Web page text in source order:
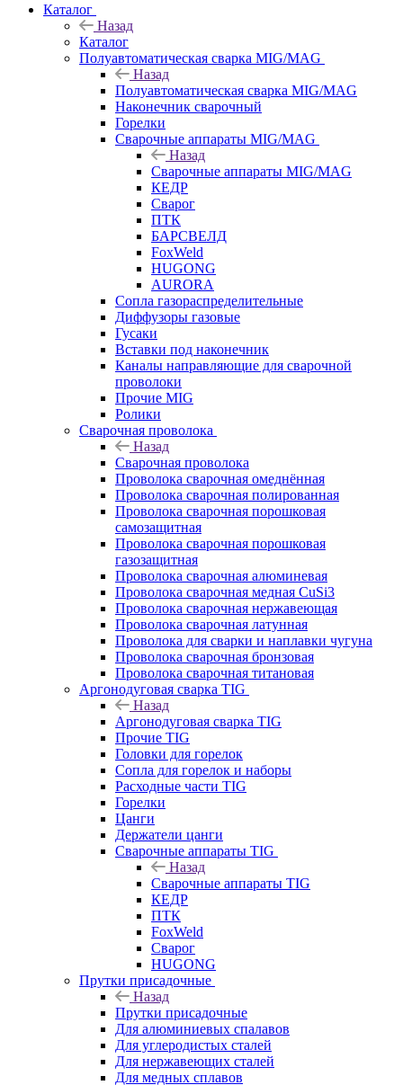
Каталог
Назад
Каталог
Полуавтоматическая сварка MIG/MAG
Назад
Полуавтоматическая сварка MIG/MAG
Наконечник сварочный
Горелки
Сварочные аппараты MIG/MAG
Назад
Сварочные аппараты MIG/MAG
КЕДР
Сварог
ПТК
БАРСВЕЛД
FoxWeld
HUGONG
AURORA
Сопла газораспределительные
Диффузоры газовые
Гусаки
Вставки под наконечник
Каналы направляющие для сварочной
проволоки
Прочие MIG
Ролики
Cварочная проволока
Назад
Cварочная проволока
Проволока сварочная омеднённая
Проволока сварочная полированная
Проволока сварочная порошковая
самозащитная
Проволока сварочная порошковая
газозащитная
Проволока сварочная алюминевая
Проволока сварочная медная CuSi3
Проволока сварочная нержавеющая
Проволока сварочная латунная
Проволока для сварки и наплавки чугуна
Проволока сварочная бронзовая
Проволока сварочная титановая
Аргонодуговая сварка TIG
Назад
Аргонодуговая сварка TIG
Прочие TIG
Головки для горелок
Сопла для горелок и наборы
Расходные части TIG
Горелки
Цанги
Держатели цанги
Сварочные аппараты TIG
Назад
Сварочные аппараты TIG
КЕДР
ПТК
FoxWeld
Сварог
HUGONG
Прутки присадочные
Назад
Прутки присадочные
Для алюминиевых спалавов
Для углеродистых сталей
Для нержавеющих сталей
Для медных сплавов